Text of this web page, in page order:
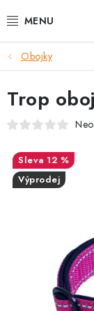
na
POTŘEBY PRO
TAMI
SPORT SE PSEM
BACK ON TRACK
VĚRNOSTNÍ
Obojky
Trop
12 %
Výprodej